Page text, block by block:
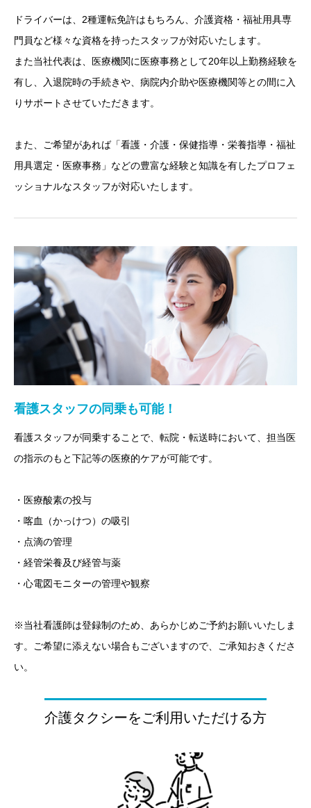
ドライバーは、2種運転免許はもちろん、介護資格・福祉用具専
門員など様々な資格を持ったスタッフが対応いたします。
また当社代表は、医療機関に医療事務として20年以上勤務経験を
有し、入退院時の手続きや、病院内介助や医療機関等との間に入
りサポートさせていただきます。
また、ご希望があれば「看護・介護・保健指導・栄養指導・福祉
用具選定・医療事務」などの豊富な経験と知識を有したプロフェ
ッショナルなスタッフが対応いたします。
看護スタッフの同乗も可能！
看護スタッフが同乗することで、転院・転送時において、担当医
の指示のもと下記等の医療的ケアが可能です。
・医療酸素の投与
・喀血（かっけつ）の吸引
・点滴の管理
・経管栄養及び経管与薬
・心電図モニターの管理や観察
※当社看護師は登録制のため、あらかじめご予約お願いいたしま
す。ご希望に添えない場合もございますので、ご承知おきくださ
い。
介護タクシーをご利用いただける方